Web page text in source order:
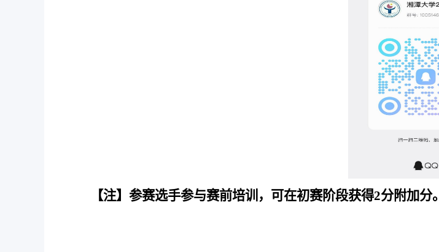
【注】参赛选手参与赛前培训，可在初赛阶段获得2分附加分。